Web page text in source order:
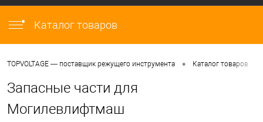
Каталог товаров
TOPVOLTAGE — поставщик режущего инструмента • Каталог товаров
Запасные части для
Могилевлифтмаш